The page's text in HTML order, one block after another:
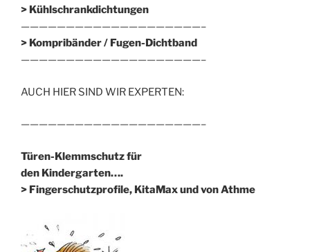
> Kühlschrankdichtungen
————————————————————–
> Kompribänder / Fugen-Dichtband
————————————————————–
AUCH HIER SIND WIR EXPERTEN:
————————————————————–
Türen-Klemmschutz für
den Kindergarten….
> Fingerschutzprofile, KitaMax und von Athme